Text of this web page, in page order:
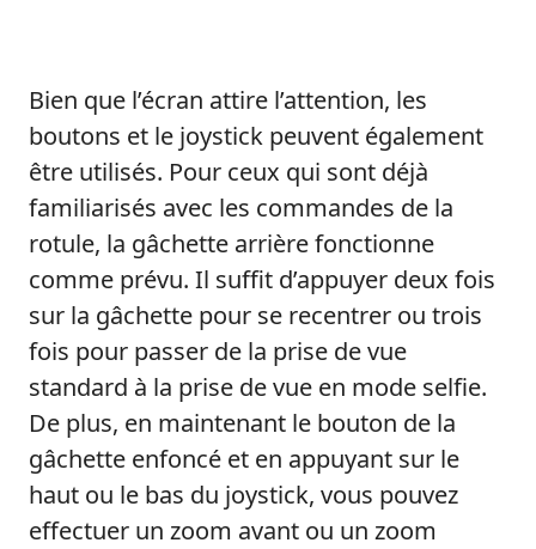
Bien que l’écran attire l’attention, les
boutons et le joystick peuvent également
être utilisés. Pour ceux qui sont déjà
familiarisés avec les commandes de la
rotule, la gâchette arrière fonctionne
comme prévu. Il suffit d’appuyer deux fois
sur la gâchette pour se recentrer ou trois
fois pour passer de la prise de vue
standard à la prise de vue en mode selfie.
De plus, en maintenant le bouton de la
gâchette enfoncé et en appuyant sur le
haut ou le bas du joystick, vous pouvez
effectuer un zoom avant ou un zoom